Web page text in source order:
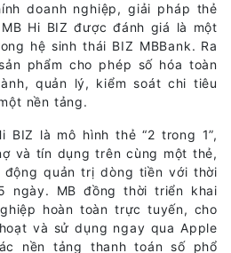
doanh nghiệp, giải pháp thẻ
Hi BIZ được đánh giá là một
hệ sinh thái BIZ MBBank. Ra
phẩm cho phép số hóa toàn
quản lý, kiểm soát chi tiêu
nền tảng.
BIZ là mô hình thẻ “2 trong 1”,
và tín dụng trên cùng một thẻ,
động quản trị dòng tiền với thời
ngày. MB đồng thời triển khai
hoàn toàn trực tuyến, cho
và sử dụng ngay qua Apple
nền tảng thanh toán số phổ